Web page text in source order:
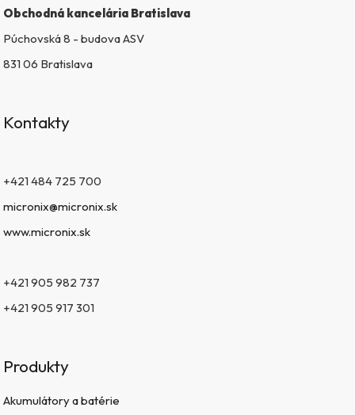
Obchodná kancelária Bratislava
Púchovská 8 - budova ASV
831 06 Bratislava
Kontakty
+421 484 725 700
micronix@micronix.sk
www.micronix.sk
+421 905 982 737
+421 905 917 301
Produkty
Akumulátory a batérie